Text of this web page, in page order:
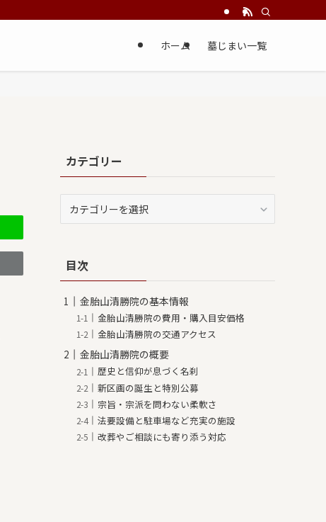
ホーム 墓じまい一覧
カテゴリー
テ
リ目次
金胎山清勝院の基本情報
金胎山清勝院の費用・購入目安価格
金胎山清勝院の交通アクセス
金胎山清勝院の概要
歴史と信仰が息づく名刹
新区画の誕生と特別公募
宗旨・宗派を問わない柔軟さ
法要設備と駐車場など充実の施設
改葬やご相談にも寄り添う対応